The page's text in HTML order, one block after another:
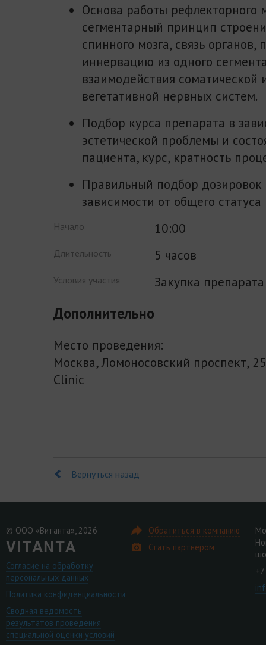
Основа работы рефлекторного
сегментарный принцип
спинного мозга, связь
иннервацию из одного
взаимодействия соматической
вегетативной нервных систем.
Подбор курса препарата в
эстетической проблемы и
пациента, курс, кратность
Правильный подбор
зависимости от общего
Начало 10:00
Длительность 5 часов
Условия участия Закупка
Дополнительно
Место проведения:
Москва, Ломоносовский проспект,
Clinic
Вернуться назад
© ООО «Витанта», 2026
Согласие на обработку
персональных данных
Политика конфиденциальности
Сводная ведомость
результатов проведения
специальной оценки условий
Обратиться в компанию
Стать партнером